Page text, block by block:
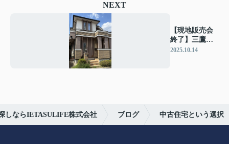
NEXT
【現地販売会
終了】三鷹新
川４丁目
2025.10.14
しならIETASULIFE株式会社 ブログ 中古住宅という選択